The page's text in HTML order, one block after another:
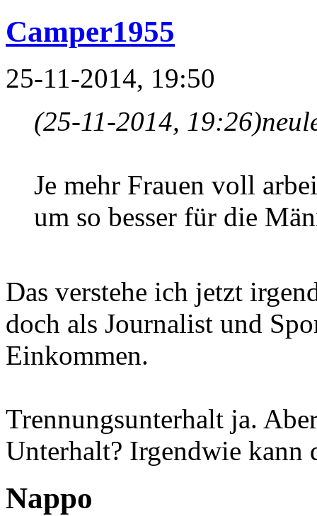
Camper1955
25-11-2014, 19:50
(25-11-2014, 19:26)
Je mehr Frauen voll
um so besser für die
Das verstehe ich jetzt
doch als Journalist und
Einkommen.
Trennungsunterhalt ja.
Unterhalt? Irgendwie kann
Nappo